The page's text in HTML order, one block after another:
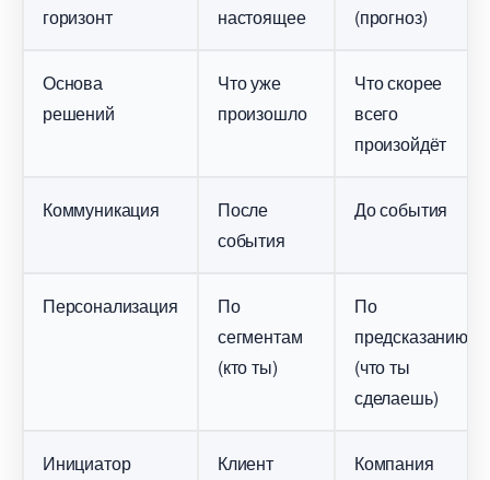
оризонт
настоящее
(прогноз)
Основа
решений
Что уже
произошло
Что скорее
сего
произойдёт
Коммуникация
После
события
До события
Персонализация
По
сегментам
(кто ты)
По
предсказанию
(что ты
сделаешь)
Инициатор
Клиент
Компания